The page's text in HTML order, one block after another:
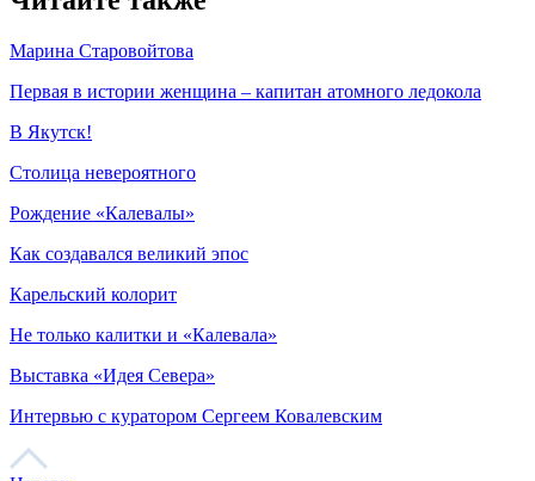
# Экология
# ХозяинАрктики
# Экопроект
# БелыйМедведь
# ПолярныйМедведь
# СеверныйЛедовитыйОкеан
# Авиамониторинг
Читайте также